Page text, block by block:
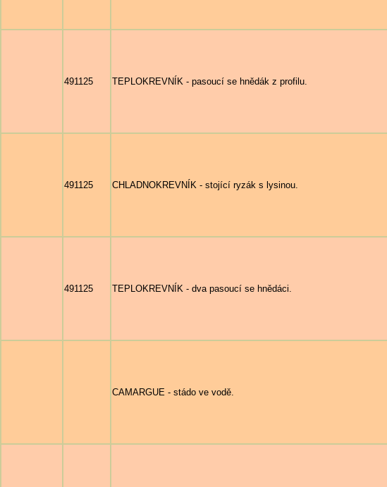
491125 TEPLOKREVNÍK - pasoucí se hnědák z profilu.
491125 CHLADNOKREVNÍK - stojící ryzák s lysinou.
491125 TEPLOKREVNÍK - dva pasoucí se hnědáci.
CAMARGUE - stádo ve vodě.